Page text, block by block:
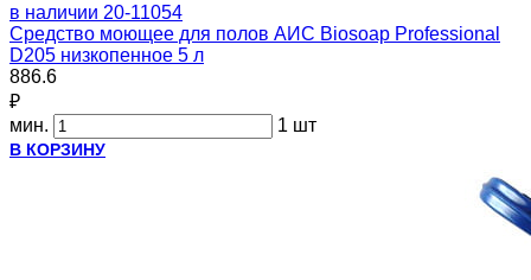
в наличии 20-11054
Средство моющее для полов АИС Biosoap Professional
D205 низкопенное 5 л
886.6
₽
мин.
1 шт
В КОРЗИНУ